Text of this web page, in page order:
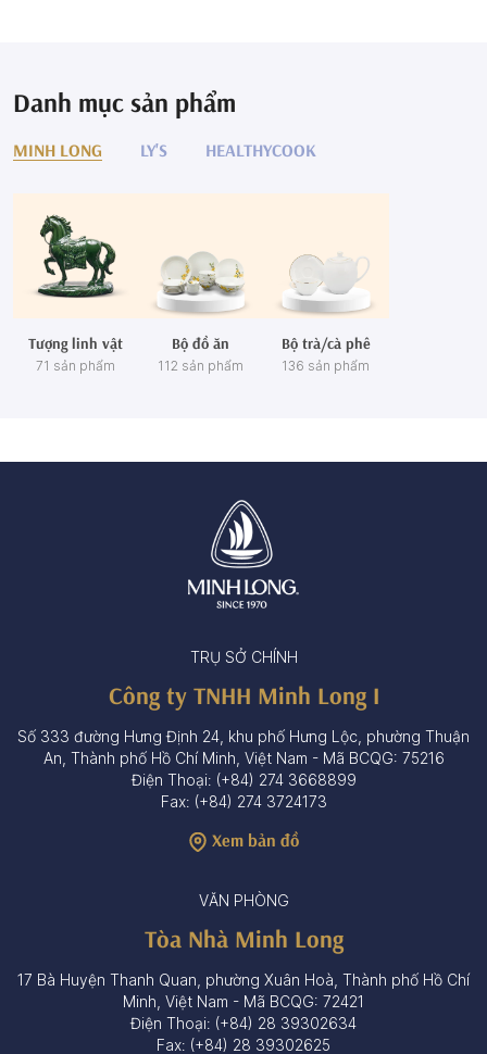
Danh mục sản phẩm
MINH LONG LY'S HEALTHYCOOK
Tượng linh vật
71 sản phẩm
Bộ đồ ăn
112 sản phẩm
Bộ trà/cà phê
136 sản phẩm
TRỤ SỞ CHÍNH
Công ty TNHH Minh Long I
Số 333 đường Hưng Định 24, khu phố Hưng Lộc, phường Thuận
An, Thành phố Hồ Chí Minh, Việt Nam - Mã BCQG: 75216
Điện Thoại: (+84) 274 3668899
Fax: (+84) 274 3724173
Xem bản đồ
VĂN PHÒNG
Tòa Nhà Minh Long
17 Bà Huyện Thanh Quan, phường Xuân Hoà, Thành phố Hồ Chí
Minh, Việt Nam - Mã BCQG: 72421
Điện Thoại: (+84) 28 39302634
Fax: (+84) 28 39302625